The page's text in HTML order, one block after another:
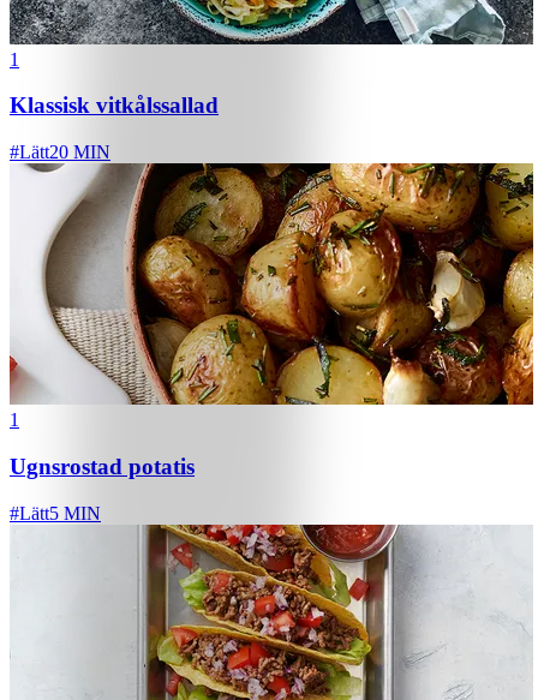
1
Klassisk vitkålssallad
#Lätt20 MIN
1
Ugnsrostad potatis
#Lätt5 MIN